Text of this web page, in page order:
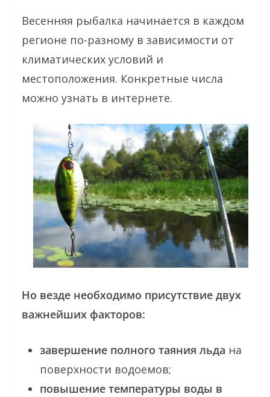
Весенняя рыбалка начинается в каждом
регионе по-разному в зависимости от
климатических условий и
местоположения. Конкретные числа
можно узнать в интернете.
Но везде необходимо присутствие двух
важнейших факторов:
завершение полного таяния льда на
поверхности водоемов;
повышение температуры воды в